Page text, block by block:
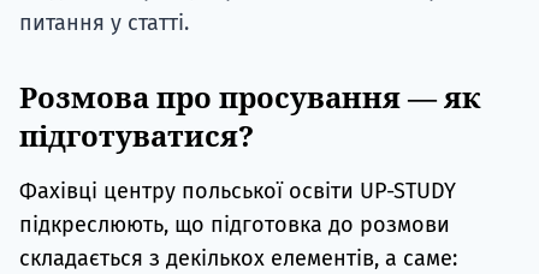
питання у статті.
Розмова про просування — як
підготуватися?
Фахівці центру польської освіти UP-STUDY
підкреслюють, що підготовка до розмови
складається з декількох елементів, а саме: